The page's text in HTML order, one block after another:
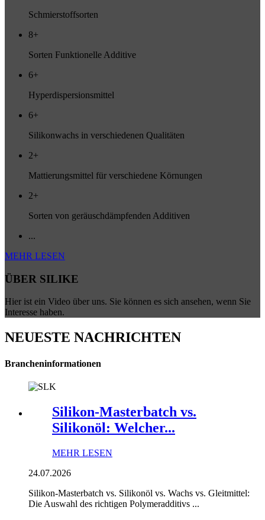
Schmierstoffsorten
8+
Sorten Funktionelle Additive
6+
Hyperdispersionsmittel
6+
Silikonwachs in verschiedenen Qualitäten
2+
Mattierungsmittel für verschiedene Körnungen
2+
Sorten von geräuschdämpfenden Additiven
...
MEHR LESEN
ÜBER SILIKE
Hier ist ein Video über uns. Sie können es sich ansehen, wenn Sie
Interesse haben.
NEUESTE NACHRICHTEN
Brancheninformationen
Silikon-Masterbatch vs.
Silikonöl: Welcher...
MEHR LESEN
24.07.2026
Silikon-Masterbatch vs. Silikonöl vs. Wachs vs. Gleitmittel:
Die Auswahl des richtigen Polymeradditivs ...